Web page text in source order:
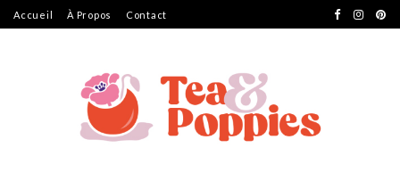
Accueil À Propos Contact